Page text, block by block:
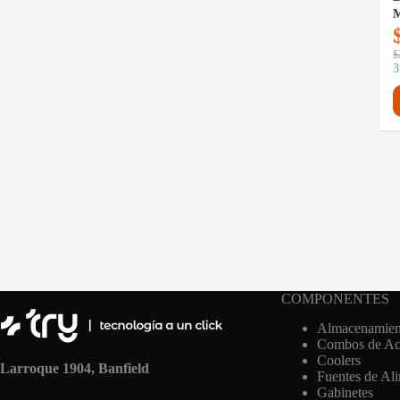
$
Larroque 1904, Banfield
COMPONENTES
Combos de
Coolers
Fuentes de
Gabinetes